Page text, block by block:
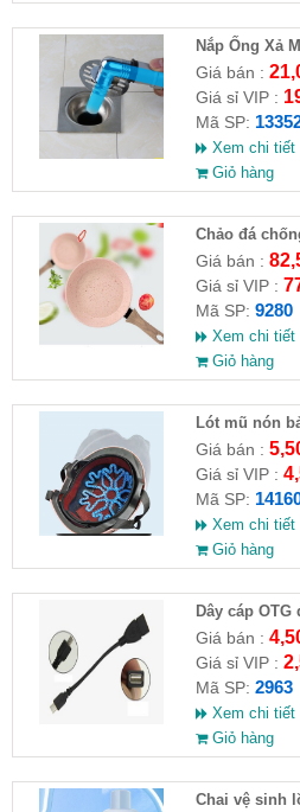
Nắp Ống Xả
Giá bán :
Giá sỉ VIP :
Mã SP:
Xem chi tiết
Giỏ hàng
Chảo đá
Giá bán :
Giá sỉ VIP :
Mã SP: 9280
Xem chi tiết
Giỏ hàng
Lót mũ nón
Giá bán :
Giá sỉ VIP :
Mã SP:
Xem chi tiết
Giỏ hàng
Dây cáp
Giá bán :
Giá sỉ VIP :
Mã SP: 2963
Xem chi tiết
Giỏ hàng
Chai vệ sinh